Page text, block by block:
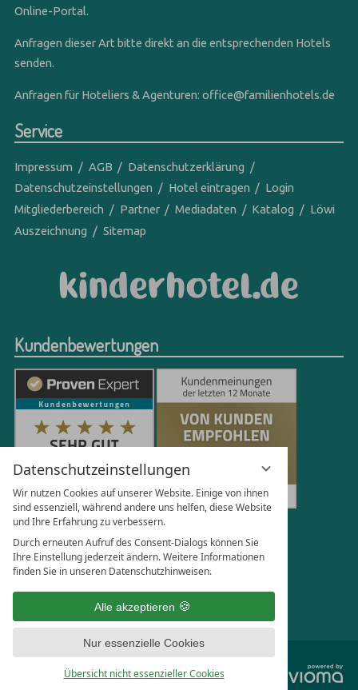
Datenschutzeinstellungen
Wir nutzen Cookies auf unserer Website. Einige von ihnen
sind essenziell, während andere uns helfen, diese Website
und Ihre Erfahrung zu verbessern.
Durch erneuten Aufruf des Consent-Dialogs können Sie
Ihre Einstellung jederzeit ändern. Weitere Informationen
finden Sie in unseren Datenschutzhinweisen.
Alle akzeptieren
Nur essenzielle Cookies
Übersicht nicht essenzieller Cookies
Online-Portal.
Anfragen dieser Art bitte direkt an die entsprechenden Hotels
senden.
Anfragen für Hoteliers & Agenturen:office@familienhotels.de
Service
Impressum AGB
Datenschutzerklärung
Datenschutzeinstellungen
Hotel eintragen
Login
Mitgliederbereich
Partner Mediadaten Katalog
Löwi
Auszeichnung
Sitemap
Kundenbewertungen